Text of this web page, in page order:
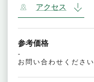
アクセス
参考価格
-
お問い合わせください